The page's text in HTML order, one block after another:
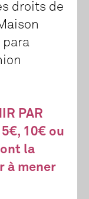
droits de
para
PAR
5€, 10€ ou
la
à mener